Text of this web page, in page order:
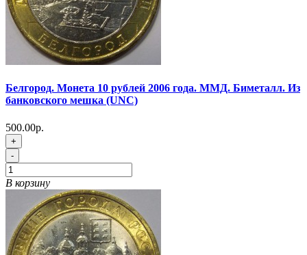
Белгород. Монета 10 рублей 2006 года. ММД. Биметалл. Из
банковского мешка (UNC)
500.00р.
+
-
В корзину